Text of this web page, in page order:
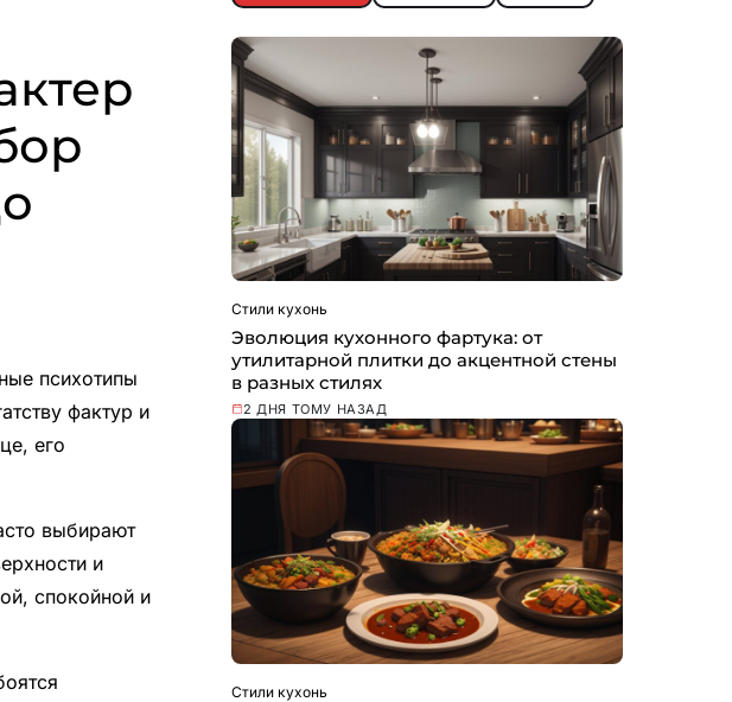
психотипы
фактур и
его
выбирают
и
спокойной и
Стили кухонь
Эволюция кухонного фартука: от
утилитарной плитки до акцентной стены
в разных стилях
2 ДНЯ ТОМУ НАЗАД
Стили кухонь